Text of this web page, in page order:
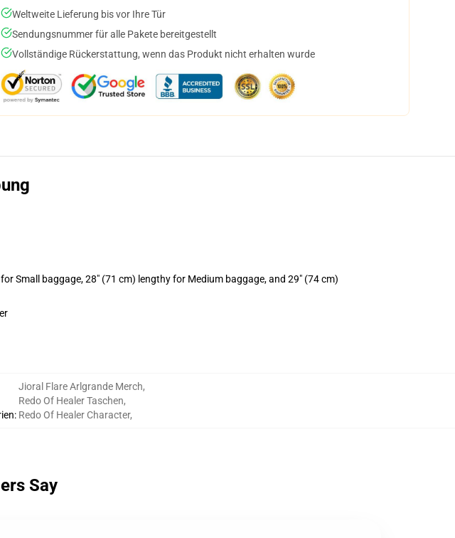
Weltweite Lieferung bis vor Ihre Tür
Sendungsnummer für alle Pakete bereitgestellt
Vollständige Rückerstattung, wenn das Produkt nicht erhalten wurde
Small baggage, 28" (71 cm) lengthy for Medium baggage, and 29" (74 cm)
:
Jioral Flare Arlgrande Merch,
Redo Of Healer Taschen,
Redo Of Healer Character,
Say